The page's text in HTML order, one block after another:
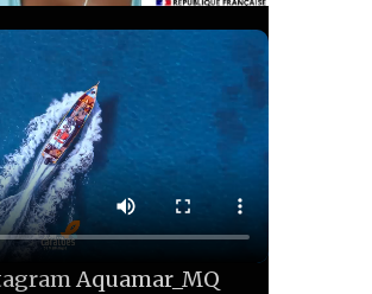
Aquamar_MQ